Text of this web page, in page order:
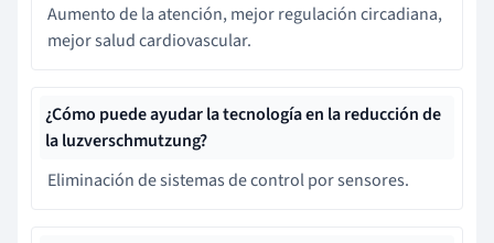
Aumento de la atención, mejor regulación circadiana,
mejor salud cardiovascular.
¿Cómo puede ayudar la tecnología en la reducción de
la luzverschmutzung?
Eliminación de sistemas de control por sensores.